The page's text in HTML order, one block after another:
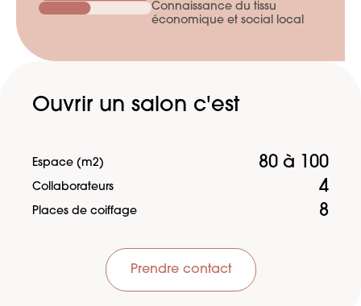
Connaissance du tissu
économique et social local
Ouvrir un salon c'est
Espace (m2) 80 à 100
Collaborateurs 4
Places de coiffage 8
Prendre contact